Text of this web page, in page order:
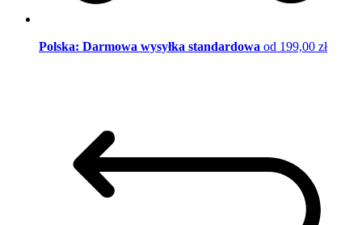
Polska: Darmowa wysyłka standardowa od 199,00 zł